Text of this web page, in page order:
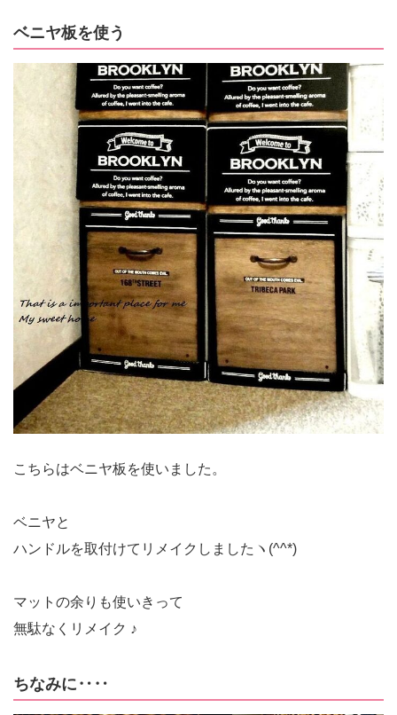
ベニヤ板を使う
こちらはベニヤ板を使いました。
ベニヤと
ハンドルを取付けてリメイクしましたヽ(^^*)
マットの余りも使いきって
無駄なくリメイク ♪
ちなみに‥‥